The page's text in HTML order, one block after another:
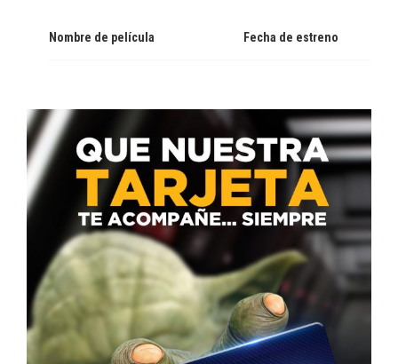
Nombre de película Fecha de estreno